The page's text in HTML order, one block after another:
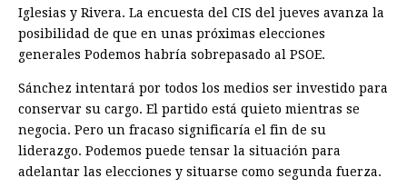
Iglesias y Rivera. La encuesta del CIS del jueves avanza la
posibilidad de que en unas próximas elecciones
generales Podemos habría sobrepasado al PSOE.
Sánchez intentará por todos los medios ser investido para
conservar su cargo. El partido está quieto mientras se
negocia. Pero un fracaso significaría el fin de su
liderazgo. Podemos puede tensar la situación para
adelantar las elecciones y situarse como segunda fuerza.